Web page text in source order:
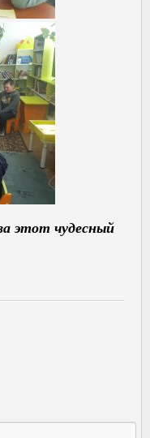
этот чудесный